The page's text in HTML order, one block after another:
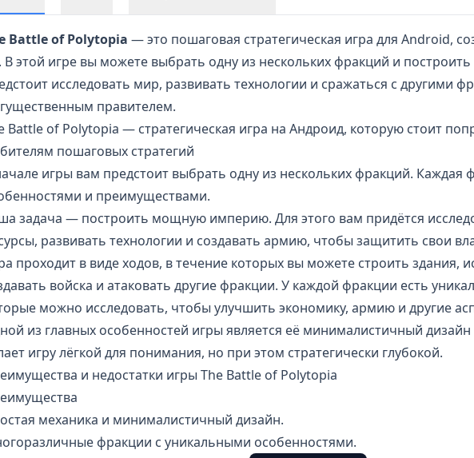
Battle of Polytopia — это пошаговая стратегическая игра для Android,
В этой игре вы можете выбрать одну из нескольких фракций и
исследовать мир, развивать технологии и сражаться с другими
правителем.
Battle of Polytopia — стратегическая игра на Андроид, которую стоит
пошаговых стратегий
игры вам предстоит выбрать одну из нескольких фракций. Каждая
и преимуществами.
задача — построить мощную империю. Для этого вам придётся
развивать технологии и создавать армию, чтобы защитить свои
проходит в виде ходов, в течение которых вы можете строить здания,
войска и атаковать другие фракции. У каждой фракции есть
можно исследовать, чтобы улучшить экономику, армию и другие
из главных особенностей игры является её минималистичный
игру лёгкой для понимания, но при этом стратегически глубокой.
и недостатки игры The Battle of Polytopia
механика и минималистичный дизайн.
фракции с уникальными особенностями.